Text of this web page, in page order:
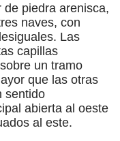
piedra arenisca,
naves, con
Las
capillas
un tramo
que las otras
sentido
abierta al oeste
al este.